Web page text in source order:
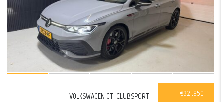
€32 ,950
VOLKSWAGEN GTI CLUBSPORT